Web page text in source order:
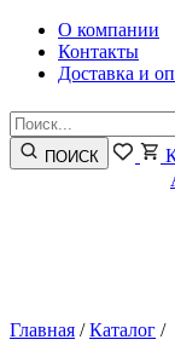
О компании
Контакты
Доставка и
ПОИСК
Главная /Каталог /